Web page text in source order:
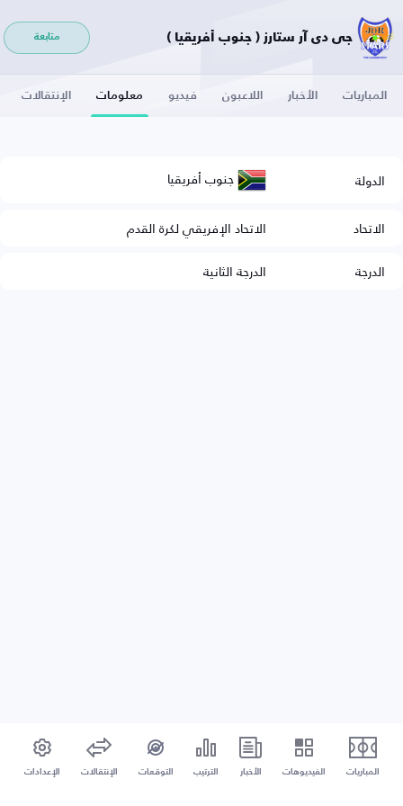
جي دي آر ستارز ( جنوب أفريقيا ) متابعة
المباريات الأخبار اللاعبون فيديو معلومات الإنتقالات
الدولة جنوب أفريقيا
الاتحاد
الاتحاد الإفريقي لكرة القدم
الدرجة
الدرجة الثانية
المباريات الفيديوهات الأخبار الترتيب التوقعات الإنتقالات الإعدادات